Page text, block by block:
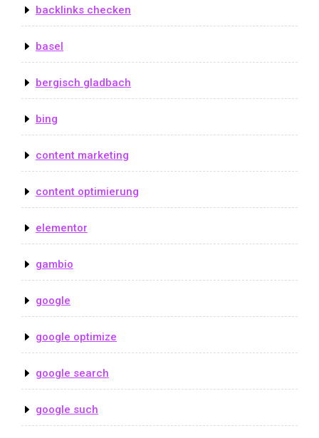
backlinks checken
basel
bergisch gladbach
bing
content marketing
content optimierung
elementor
gambio
google
google optimize
google search
google such